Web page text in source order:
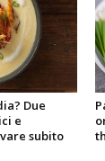
Due
e
subito